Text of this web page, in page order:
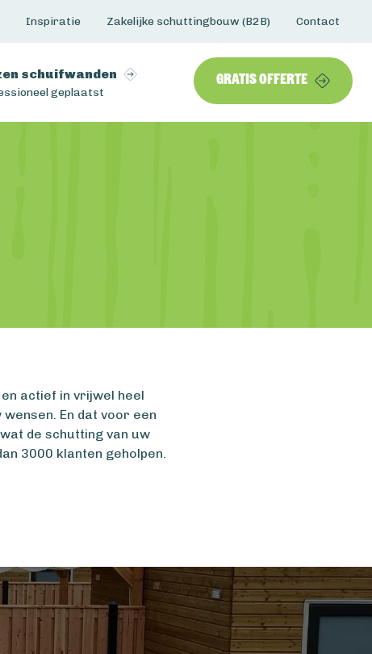
Inspiratie Zakelijke schuttingbouw (B2B) Contact
schuifwanden
geplaatst
Gratis offerte
actief in vrijwel heel
En dat voor een
de schutting van uw
3000 klanten geholpen.